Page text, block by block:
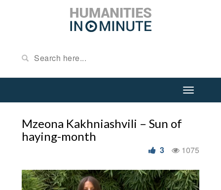
Mzeona Kakhniashvili – Sun of
haying-month
1075
3